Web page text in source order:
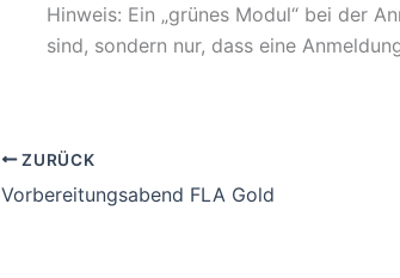
Hinweis: Ein „grünes Modul“ bei der
sind, sondern nur, dass eine
ZURÜCK
Vorbereitungsabend FLA Gold